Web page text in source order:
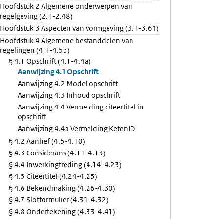
Hoofdstuk 2 Algemene onderwerpen van
regelgeving (2.1-2.48)
Hoofdstuk 3 Aspecten van vormgeving (3.1-3.64)
Hoofdstuk 4 Algemene bestanddelen van
regelingen (4.1-4.53)
§ 4.1 Opschrift (4.1-4.4a)
Aanwijzing 4.1 Opschrift
Aanwijzing 4.2 Model opschrift
Aanwijzing 4.3 Inhoud opschrift
Aanwijzing 4.4 Vermelding citeertitel in
opschrift
Aanwijzing 4.4a Vermelding KetenID
§ 4.2 Aanhef (4.5-4.10)
§ 4.3 Considerans (4.11-4.13)
§ 4.4 Inwerkingtreding (4.14-4.23)
§ 4.5 Citeertitel (4.24-4.25)
§ 4.6 Bekendmaking (4.26-4.30)
§ 4.7 Slotformulier (4.31-4.32)
§ 4.8 Ondertekening (4.33-4.41)